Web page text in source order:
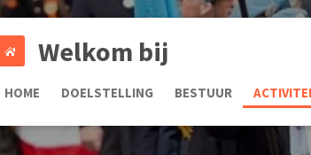
Welkom bij
HOME DOELSTELLING BESTUUR